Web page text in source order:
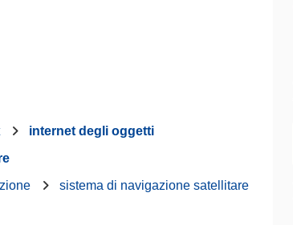
internet degli oggetti
sistema di navigazione satellitare